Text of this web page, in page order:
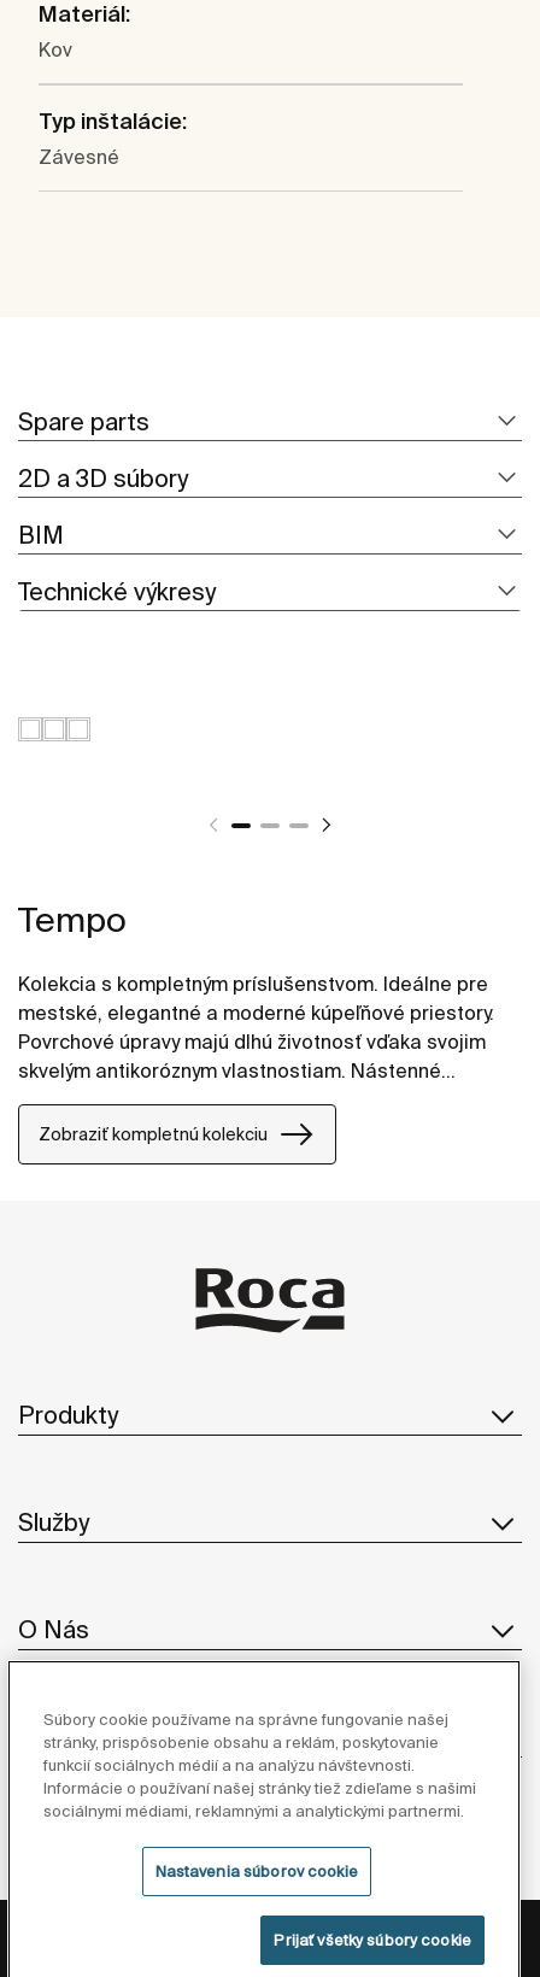
Materiál:
Kov
Typ inštalácie:
Závesné
Spare parts
2D a 3D súbory
BIM
Technické výkresy
Tempo
Kolekcia s kompletným príslušenstvom. Ideálne pre
mestské, elegantné a moderné kúpeľňové priestory.
Povrchové úpravy majú dlhú životnosť vďaka svojim
skvelým antikoróznym vlastnostiam. Nástenné
príslušenstvo možno ľahko upevniť pomocou skrutiek.
Súčasťou produktov je inštalačná sada.
Zobraziť kompletnú kolekciu
Produkty
Služby
O Nás
Inšpirácia
Sledujte nás
Zásady ochrany osobných údajov
Právne informácie
Zásady cookies
Súbory cookie používame na správne fungovanie našej
stránky, prispôsobenie obsahu a reklám, poskytovanie
funkcií sociálnych médií a na analýzu návštevnosti.
Informácie o používaní našej stránky tiež zdieľame s našimi
sociálnymi médiami, reklamnými a analytickými partnermi.
Nastavenia súborov cookie
Prijať všetky súbory cookie